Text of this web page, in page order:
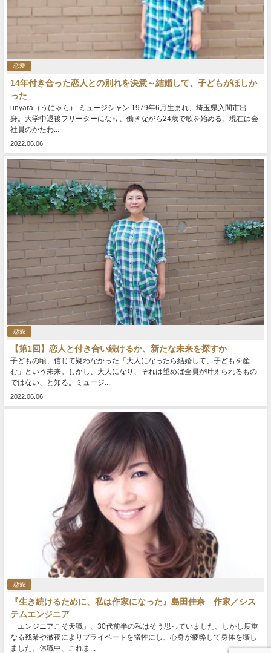
恋愛
14年付き合った恋人との別れを決意～結婚して、子どもがほしか
った
unyara（うにゃら） ミュージシャン 1979年6月生まれ、埼玉県入間市出
身。大学中退後フリーターになり、働きながら24歳で歌を始める。現在は会
社員のかたわ...
2022.06.06
恋愛
【第1回】恋人と付き合い続けるか、新たな未来を探すか
子どもの頃、信じて疑わなかった「大人になったら結婚して、子どもを産
む」という未来。しかし、大人になり、それは望めば全員が叶えられるもの
ではない、と知る。ミュージ...
2022.06.06
恋愛
『生き続けるために、私は作家になった』島田佳奈 作家／シス
テムエンジニア
「エンジニアこそ天職」、30代前半の私はそう思っていました。しかし度重
なる残業や徹夜によりプライベートを犠牲にし、心身が疲弊して身体を壊し
ました。休職中、これま...